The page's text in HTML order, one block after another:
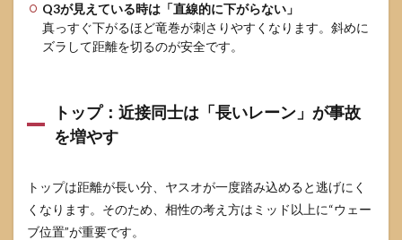
ラン
9
よく
9.1
ヤス
オの
は
「ミ
ッド
とト
Q3が見えている時は「直線的に下がらない」
真っすぐ下がるほど竜巻が刺さりやすくなります。斜めに
ズラして距離を切るのが安全です。
トップ：近接同士は「長いレーン」が事故
を増やす
トップは距離が長い分、ヤスオが一度踏み込めると逃げにく
くなります。そのため、相性の考え方はミッド以上に“ウェー
ブ位置”が重要です。